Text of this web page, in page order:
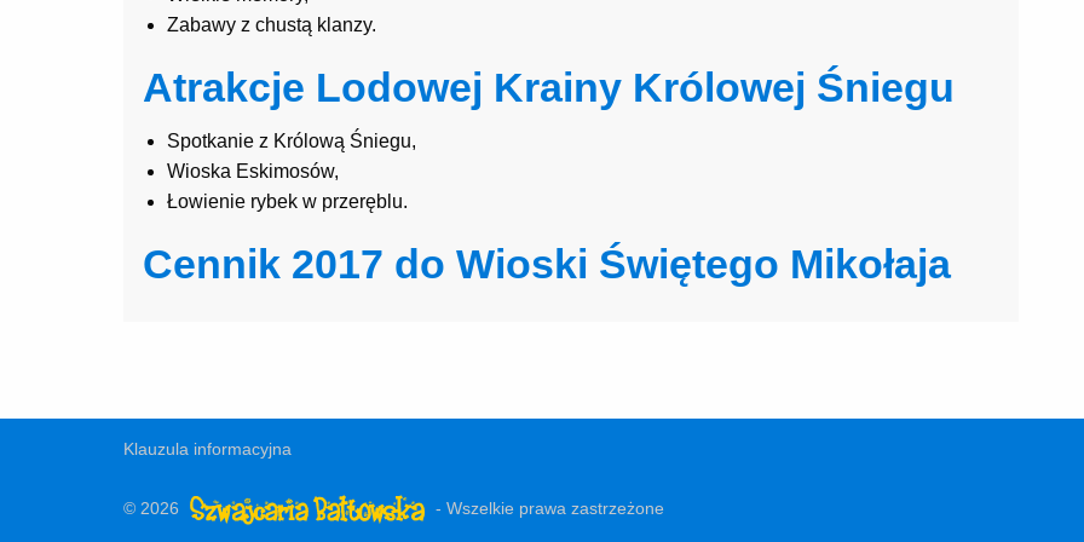
Zabawy z chustą klanzy.
Atrakcje Lodowej Krainy Królowej Śniegu
Spotkanie z Królową Śniegu,
Wioska Eskimosów,
Łowienie rybek w przeręblu.
Cennik 2017 do Wioski Świętego Mikołaja
Klauzula informacyjna
© 2026 - Wszelkie prawa zastrzeżone